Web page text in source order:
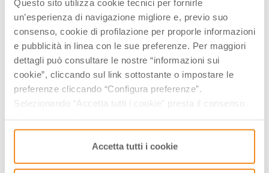
Questo sito utilizza cookie tecnici per fornirle
un’esperienza di navigazione migliore e, previo suo
consenso, cookie di profilazione per proporle informazioni
e pubblicità in linea con le sue preferenze. Per maggiori
dettagli può consultare le nostre “informazioni sui
cookie”, cliccando sul link sottostante o impostare le
preferenze cliccando “Configura preferenze”.
Selezionando “Accetta tutti i cookie” presta il consenso
consenso cliccando su “Usa solo i cookie necessari” e
saranno attivati i soli cookie tecnici necessari al corretto
funzionamento del sito.
Accetta tutti i cookie
POTREBBE INTERESSARTI
ITINERARI CULTURALI